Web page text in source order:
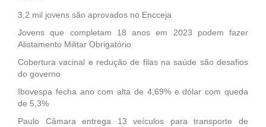
3,2 mil jovens são aprovados no Encceja
Jovens que completam 18 anos em 2023 podem fazer
Alistamento Militar Obrigatório
Cobertura vacinal e redução de filas na saúde são desafios
do governo
Ibovespa fecha ano com alta de 4,69% e dólar com queda
de 5,3%
Paulo Câmara entrega 13 veículos para transporte de